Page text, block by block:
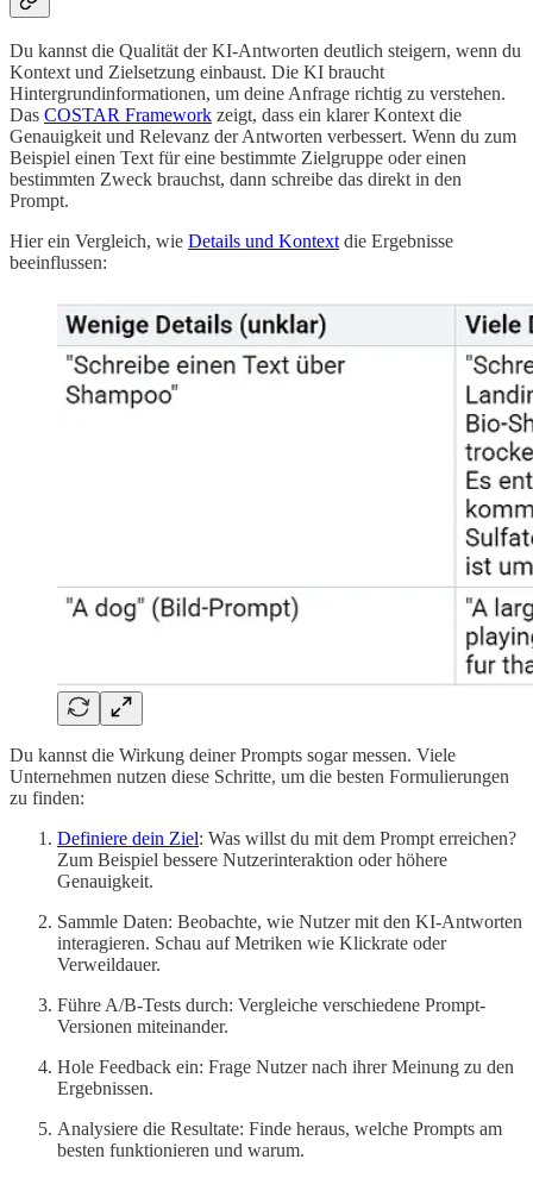
Du kannst die Qualität der KI-Antworten deutlich steigern, wenn du
Kontext und Zielsetzung einbaust. Die KI braucht
Hintergrundinformationen, um deine Anfrage richtig zu verstehen.
Das COSTAR Framework zeigt, dass ein klarer Kontext die
Genauigkeit und Relevanz der Antworten verbessert. Wenn du zum
Beispiel einen Text für eine bestimmte Zielgruppe oder einen
bestimmten Zweck brauchst, dann schreibe das direkt in den
Prompt.
Hier ein Vergleich, wie Details und Kontext die Ergebnisse
beeinflussen:
Du kannst die Wirkung deiner Prompts sogar messen. Viele
Unternehmen nutzen diese Schritte, um die besten Formulierungen
zu finden:
Definiere dein Ziel: Was willst du mit dem Prompt erreichen?
Zum Beispiel bessere Nutzerinteraktion oder höhere
Genauigkeit.
Sammle Daten: Beobachte, wie Nutzer mit den KI-Antworten
interagieren. Schau auf Metriken wie Klickrate oder
Verweildauer.
Führe A/B-Tests durch: Vergleiche verschiedene Prompt-
Versionen miteinander.
Hole Feedback ein: Frage Nutzer nach ihrer Meinung zu den
Ergebnissen.
Analysiere die Resultate: Finde heraus, welche Prompts am
besten funktionieren und warum.